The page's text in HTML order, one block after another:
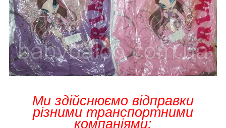
Ми здійснюємо відправки
різними транспортними
компаніями: